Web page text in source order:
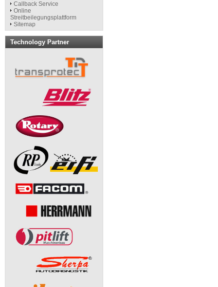
Callback Service
Online
Streitbeilegungsplattform
Sitemap
Technology Partner